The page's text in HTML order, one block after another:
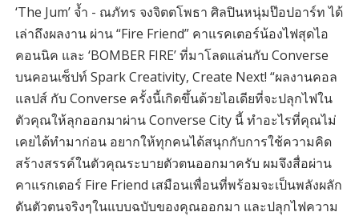
‘The Jum’ จ้ำ - ณภัทร จงจิตตโพธา ศิลปินหนุ่มป๊อปอาร์ท ได้
เล่าถึงผลงาน ผ่าน “Fire Friend” คาแรคเตอร์น้องไฟสุดไอ
คอนนิค และ ‘BOMBER FIRE’ ที่มาโลดแล่นกับ Converse
บนคอนเซ็ปท์ Spark Creativity, Create Next! “ผลงานคอล
แลปส์ กับ Converse ครั้งนี้เกิดขึ้นด้วยไอเดียที่จะปลุกไฟใน
ตัวคุณให้ลุกออกมาผ่าน Converse City นี้ ทำอะไรที่คุณไม่
เคยได้ทำมาก่อน อยากให้ทุกคนได้สนุกกับการใช้ความคิด
สร้างสรรค์ในตัวคุณระบายตัวตนออกมาครับ ผมจึงสื่อผ่าน
คาแรกเตอร์ Fire Friend เสมือนเพื่อนที่พร้อมจะเป็นพลังผลัก
ดันตัวตนจริงๆในแบบฉบับของคุณออกมา และปลุกไฟความ